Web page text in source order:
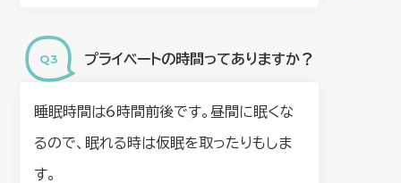
プライベートの時間ってありますか？
睡眠時間は6時間前後です。昼間に眠くな
るので、眠れる時は仮眠を取ったりもしま
す。